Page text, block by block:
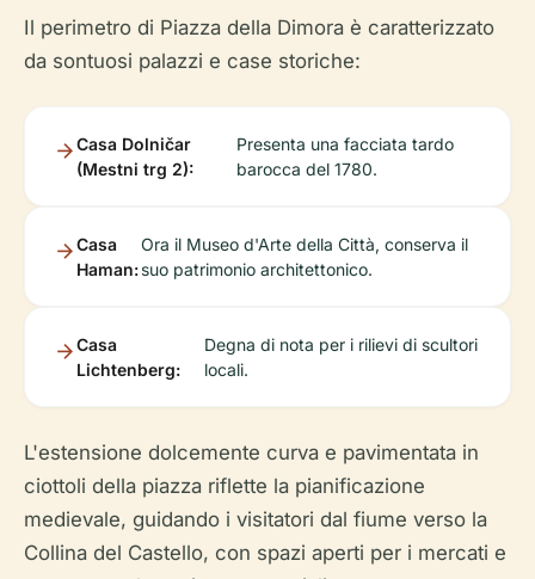
Il perimetro di Piazza della Dimora è caratterizzato
da sontuosi palazzi e case storiche:
Casa Dolničar
(Mestni trg 2):
Presenta una facciata tardo
barocca del 1780.
Casa
Haman:
Ora il Museo d'Arte della Città, conserva il
suo patrimonio architettonico.
Casa
Lichtenberg:
Degna di nota per i rilievi di scultori
locali.
L'estensione dolcemente curva e pavimentata in
ciottoli della piazza riflette la pianificazione
medievale, guidando i visitatori dal fiume verso la
Collina del Castello, con spazi aperti per i mercati e